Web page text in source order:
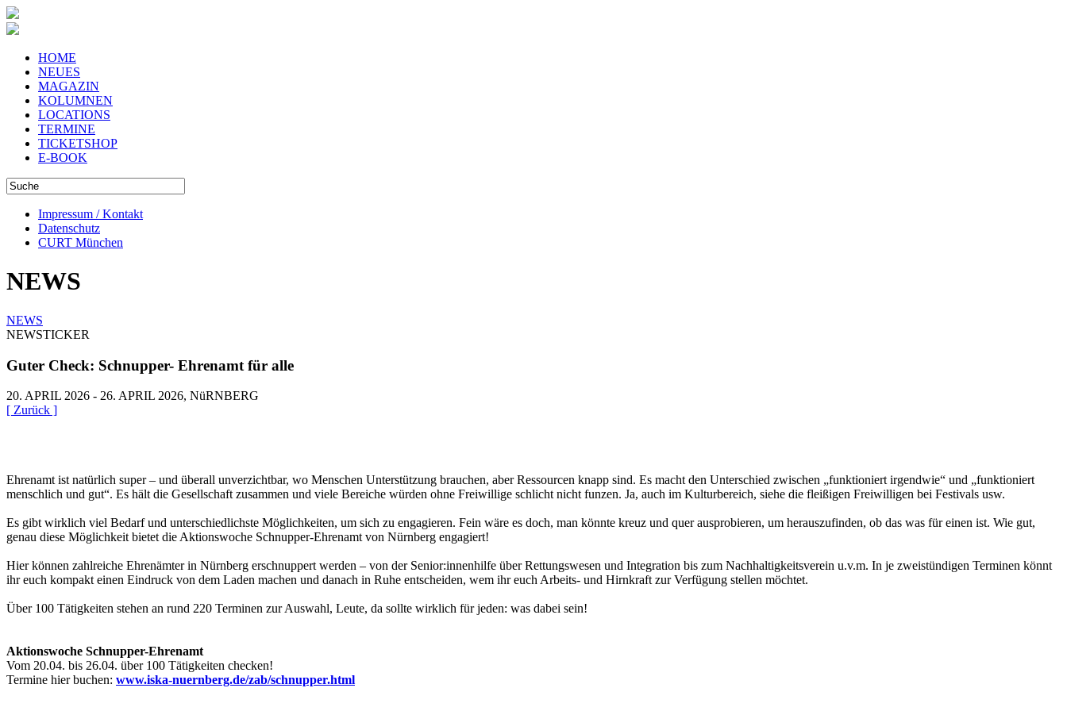
HOME
NEUES
MAGAZIN
KOLUMNEN
LOCATIONS
TERMINE
TICKETSHOP
E-BOOK
Impressum / Kontakt
Datenschutz
CURT München
NEWS
NEWS
NEWSTICKER
Guter Check: Schnupper- Ehrenamt für alle
20. APRIL 2026 - 26. APRIL 2026, NüRNBERG
[ Zurück ]
Ehrenamt ist natürlich super – und überall unverzichtbar, wo Menschen Unterstützung brauchen, aber Ressourcen knapp sind. Es macht den Unterschied zwischen „funktioniert irgendwie“ und „funktioniert
menschlich und gut“. Es hält die Gesellschaft zusammen und viele Bereiche würden ohne Freiwillige schlicht nicht funzen. Ja, auch im Kulturbereich, siehe die fleißigen Freiwilligen bei Festivals usw.
Es gibt wirklich viel Bedarf und unterschiedlichste Möglichkeiten, um sich zu engagieren. Fein wäre es doch, man könnte kreuz und quer ausprobieren, um herauszufinden, ob das was für einen ist. Wie gut,
genau diese Möglichkeit bietet die Aktionswoche Schnupper-Ehrenamt von Nürnberg engagiert!
Hier können zahlreiche Ehrenämter in Nürnberg erschnuppert werden – von der Senior:innenhilfe über Rettungswesen und Integration bis zum Nachhaltigkeitsverein u.v.m. In je zweistündigen Terminen könnt
ihr euch kompakt einen Eindruck von dem Laden machen und danach in Ruhe entscheiden, wem ihr euch Arbeits- und Hirnkraft zur Verfügung stellen möchtet.
Über 100 Tätigkeiten stehen an rund 220 Terminen zur Auswahl, Leute, da sollte wirklich für jeden: was dabei sein!
Aktionswoche Schnupper-Ehrenamt
Vom 20.04. bis 26.04. über 100 Tätigkeiten checken!
Termine hier buchen: www.iska-nuernberg.de/zab/schnupper.html